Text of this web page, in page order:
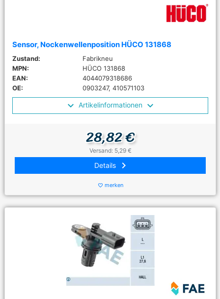
Sensor, Nockenwellenposition HÜCO 131868
Zustand:
Fabrikneu
MPN:
HÜCO 131868
EAN:
4044079318686
OE:
0903247, 410571103
Artikelinformationen
28,82 €
Versand: 5,29 €
Details keyboard_arrow_right
favorite_border merken